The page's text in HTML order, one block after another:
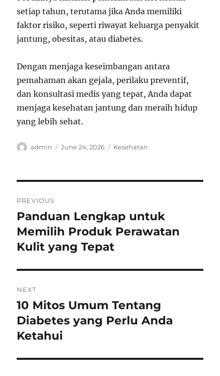
setiap tahun, terutama jika Anda memiliki
faktor risiko, seperti riwayat keluarga penyakit
jantung, obesitas, atau diabetes.
Dengan menjaga keseimbangan antara
pemahaman akan gejala, perilaku preventif,
dan konsultasi medis yang tepat, Anda dapat
menjaga kesehatan jantung dan meraih hidup
yang lebih sehat.
Author
admin
Posted
June 24, 2026 Categories
Kesehatan
navigation
PREVIOUS
Previous
post:
Panduan Lengkap untuk
Memilih Produk Perawatan
Kulit yang Tepat
NEXT
Next
post:
10 Mitos Umum Tentang
Diabetes yang Perlu Anda
Ketahui